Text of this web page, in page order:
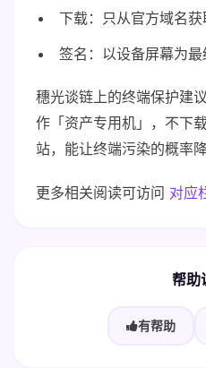
下载：只从官方域名获
签名：以设备屏幕为最
穗光谈链上的终端保护建
作「资产专用机」，不下
站，能让终端污染的概率降
更多相关阅读可访问 对应
帮助
有帮助